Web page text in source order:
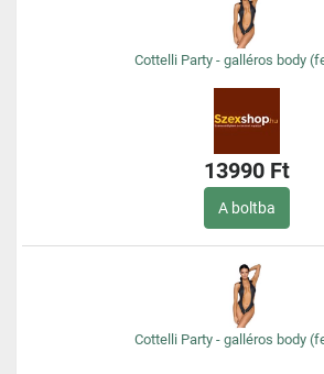
Cottelli Party - galléros body
13990 Ft
A boltba
Cottelli Party - galléros body